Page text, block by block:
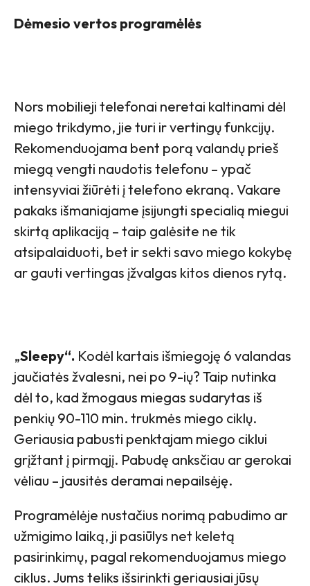
Dėmesio vertos programėlės
Nors mobilieji telefonai neretai kaltinami dėl
miego trikdymo, jie turi ir vertingų funkcijų.
Rekomenduojama bent porą valandų prieš
miegą vengti naudotis telefonu – ypač
intensyviai žiūrėti į telefono ekraną. Vakare
pakaks išmaniajame įsijungti specialią miegui
skirtą aplikaciją – taip galėsite ne tik
atsipalaiduoti, bet ir sekti savo miego kokybę
ar gauti vertingas įžvalgas kitos dienos rytą.
„Sleepy“. Kodėl kartais išmiegoję 6 valandas
jaučiatės žvalesni, nei po 9-ių? Taip nutinka
dėl to, kad žmogaus miegas sudarytas iš
penkių 90-110 min. trukmės miego ciklų.
Geriausia pabusti penktajam miego ciklui
grįžtant į pirmąjį. Pabudę anksčiau ar gerokai
vėliau – jausitės deramai nepailsėję.
Programėlėje nustačius norimą pabudimo ar
užmigimo laiką, ji pasiūlys net keletą
pasirinkimų, pagal rekomenduojamus miego
ciklus. Jums teliks išsirinkti geriausiai jūsų